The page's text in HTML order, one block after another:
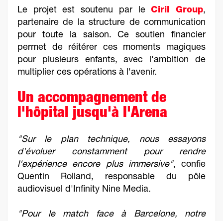
Le projet est soutenu par leCiril Group,
partenaire de la structure de communication
pour toute la saison. Ce soutien financier
permet de réitérer ces moments magiques
pour plusieurs enfants, avec l'ambition de
multiplier ces opérations à l'avenir.
Un accompagnement de
l'hôpital jusqu'à l'Arena
"Sur le plan technique, nous essayons
d'évoluer constamment pour rendre
l'expérience encore plus immersive", confie
Quentin Rolland, responsable du pôle
audiovisuel d'Infinity Nine Media.
"Pour le match face à Barcelone, notre